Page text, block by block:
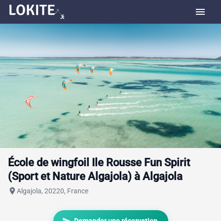
menu
École de wingfoil Ile Rousse Fun Spirit
(Sport et Nature Algajola) à Algajola
placeAlgajola, 20220, France